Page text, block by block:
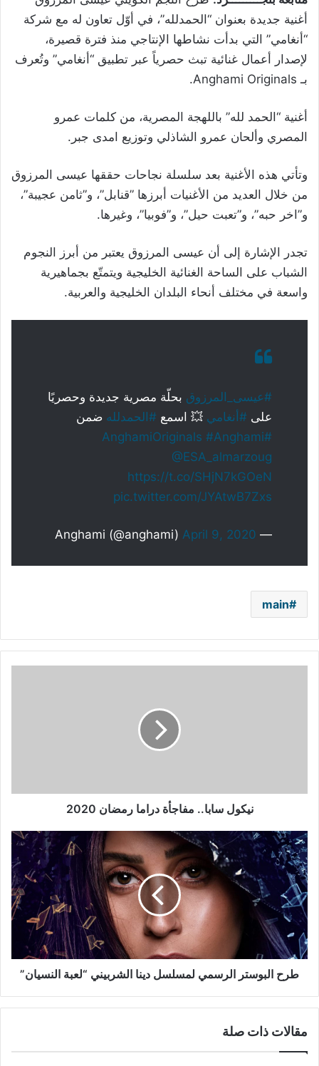
أغنية جديدة بعنوان “الحمدلله”، في أوّل تعاون له مع شركة
“أنغامي” التي بدأت نشاطها الإنتاجي منذ فترة قصيرة،
لإصدار أعمال غنائية تبث حصرياً عبر تطبيق “أنغامي” وتُعرف
بـ Anghami Originals.
أغنية “الحمد لله” باللهجة المصرية، من كلمات عمرو
المصري وألحان عمرو الشاذلي وتوزيع امدى جبر.
وتأتي هذه الأغنية بعد سلسلة نجاحات حققها عيسى المرزوق
من خلال العديد من الأغنيات أبرزها ”قنابل”، و”ثامن عجيبة”،
و”اخر حبه”، و”تعبت حيل”، و”فوبيا”، وغيرها.
تجدر الإشارة إلى أن عيسى المرزوق يعتبر من أبرز النجوم
الشباب على الساحة الغنائية الخليجية ويتمتّع بجماهيرية
واسعة في مختلف أنحاء البلدان الخليجية والعربية.
#عيسى_المرزوق بحلّة مصرية جديدة وحصريًا
على #أنغامي 💥 اسمع #الحمدلله ضمن
#AnghamiOriginals
#Anghami
@ESA_almarzoug
https://t.co/SHjN7kGOeN
pic.twitter.com/JYAtwB7Zxs
— Anghami (@anghami)
April 9, 2020
main
نيكول سابا.. مفاجأة دراما رمضان 2020
طرح
البوستر
الرسمي
لمسلسل
دينا
الشربيني
“لعبة
النسيان​
”
طرح البوستر الرسمي لمسلسل دينا الشربيني “لعبة النسيان​”
مقالات ذات صلة